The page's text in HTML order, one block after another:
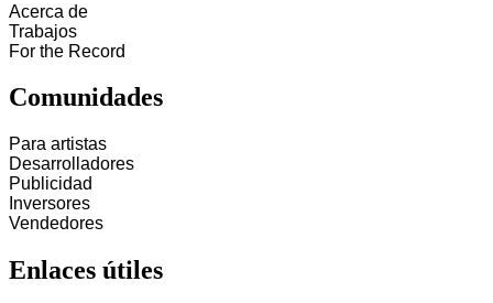
Acerca de
Trabajos
For the Record
Comunidades
Para artistas
Desarrolladores
Publicidad
Inversores
Vendedores
Enlaces útiles